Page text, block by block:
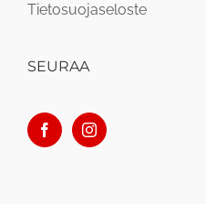
Tietosuojaseloste
SEURAA